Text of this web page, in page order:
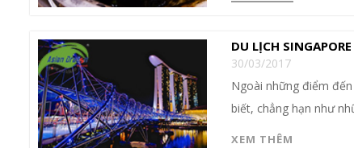
DU LỊCH
30/03/2017
Ngoài những điểm
biết, chẳng hạn như
XEM THÊM